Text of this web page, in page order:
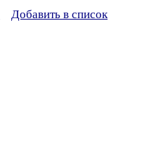
Добавить в список